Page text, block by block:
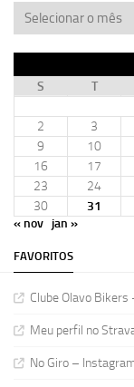
S
T
2
3
9
10
16
17
23
24
30
31
« nov jan »
FAVORITOS
Clube Olavo
Meu perfil no
No Giro –